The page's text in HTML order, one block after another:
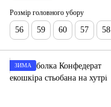
Розмір головного убору
56 59 60 57 58
ЗИМА